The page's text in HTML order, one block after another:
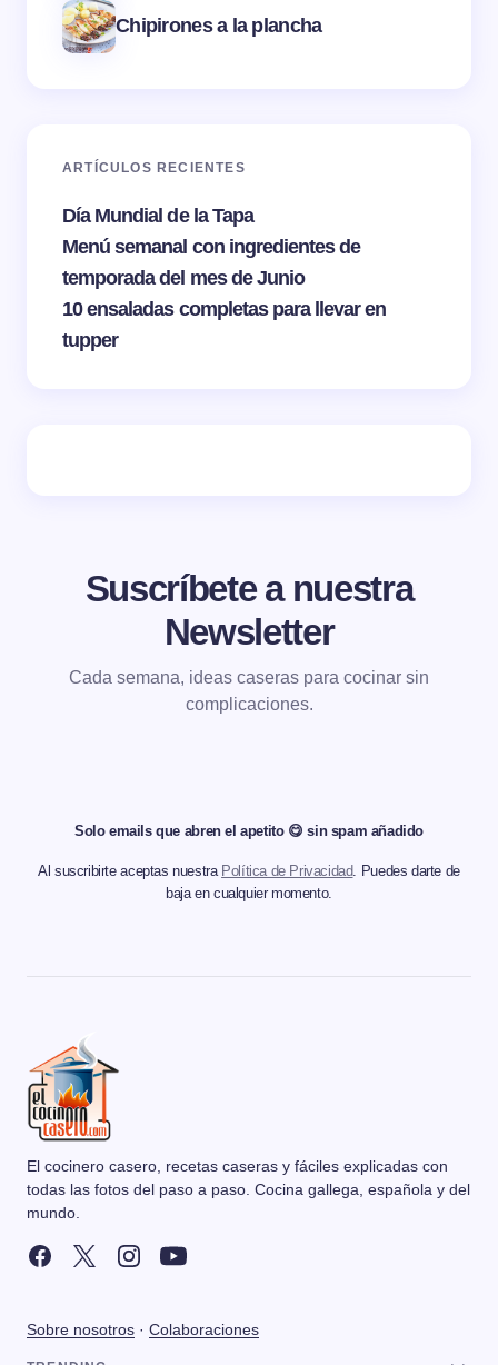
Chipirones a la plancha
ARTÍCULOS RECIENTES
Día Mundial de la Tapa
Menú semanal con ingredientes de
temporada del mes de Junio
10 ensaladas completas para llevar en
tupper
Suscríbete a nuestra
Newsletter
Cada semana, ideas caseras para cocinar sin
complicaciones.
Solo emails que abren el apetito 😋 sin spam añadido
Al suscribirte aceptas nuestra Política de Privacidad. Puedes darte de
baja en cualquier momento.
El cocinero casero, recetas caseras y fáciles explicadas con
todas las fotos del paso a paso. Cocina gallega, española y del
mundo.
Sobre nosotros · Colaboraciones